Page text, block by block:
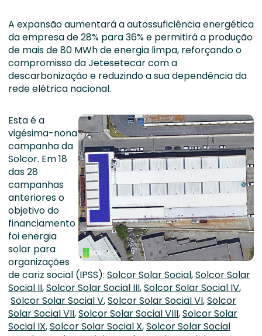
A expansão aumentará a autossuficiência energética
da empresa de 28% para 36% e permitirá a produção
de mais de 80 MWh de energia limpa, reforçando o
compromisso da Jetesetecar com a
descarbonização e reduzindo a sua dependência da
rede elétrica nacional.
Esta é a
vigésima-nona
campanha da
Solcor. Em 18
das 28
campanhas
anteriores o
objetivo do
financiamento
foi energia
solar para
organizações
de cariz social (IPSS): Solcor Solar Social,Solcor Solar
Social II,Solcor Solar Social III,Solcor Solar Social IV,
Solcor Solar Social V,Solcor Solar Social VI,Solcor
Solar Social VII,Solcor Solar Social VIII,Solcor Solar
Social IX,Solcor Solar Social X,Solcor Solar Social